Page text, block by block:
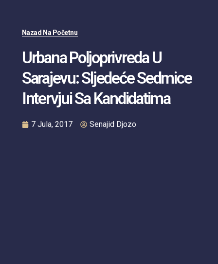
Nazad Na Početnu
Urbana Poljoprivreda U
Sarajevu: Sljedeće Sedmice
Intervjui Sa Kandidatima
7 Jula, 2017 Senajid Djozo